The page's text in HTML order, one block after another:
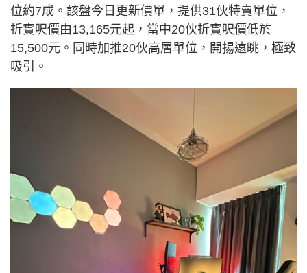
位約7成。該盤今日更新價單，提供31伙特賣單位，
折實呎價由13,165元起，當中20伙折實呎價低於
15,500元。同時加推20伙高層單位，開揚遠眺，極致
吸引。